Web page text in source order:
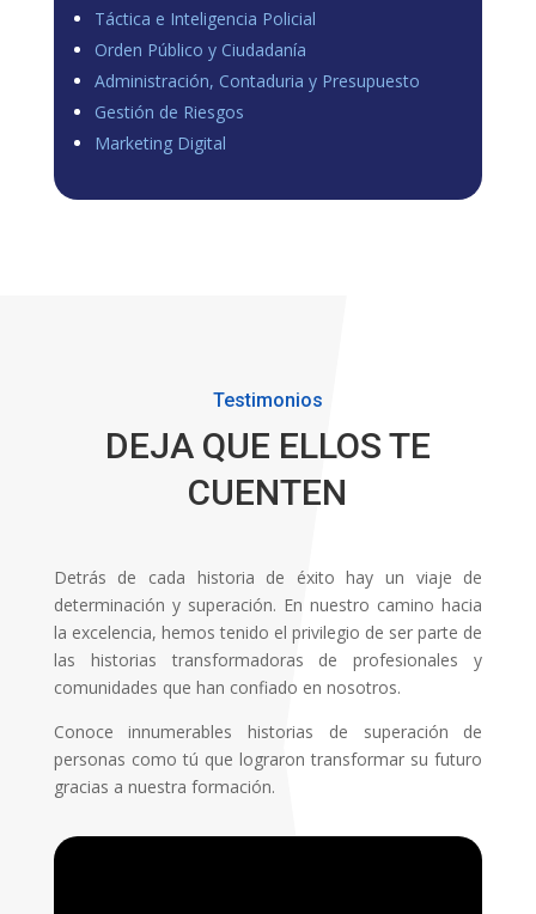
Táctica e Inteligencia Policial
Orden Público y Ciudadanía
Administración, Contaduria y Presupuesto
Gestión de Riesgos
Marketing Digital
Testimonios
DEJA QUE ELLOS TE
CUENTEN
Detrás de cada historia de éxito hay un viaje de
determinación y superación. En nuestro camino hacia
la excelencia, hemos tenido el privilegio de ser parte de
las historias transformadoras de profesionales y
comunidades que han confiado en nosotros.
Conoce innumerables historias de superación de
personas como tú que lograron transformar su futuro
gracias a nuestra formación.